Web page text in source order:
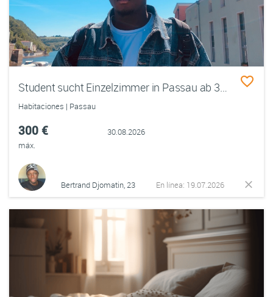
Student sucht Einzelzimmer in Passau ab 30.09.2026
Habitaciones | Passau
300 €
máx.
30.08.2026
Bertrand Djomatin, 23 En línea: 19.07.2026